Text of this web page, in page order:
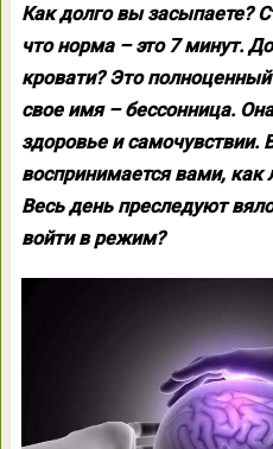
Как долго вы засыпаете?
что норма – это 7 минут.
кровати? Это
свое имя – бессонница.
здоровье и самочувствии.
воспринимается вами,
Весь день преследуют
войти в режим?